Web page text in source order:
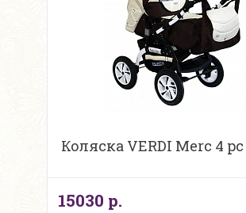
Коляска VERDI Merc 4
15030 р.